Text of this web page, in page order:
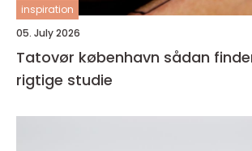
inspiration
05. July 2026
Tatovør københavn sådan finder du det
rigtige studie